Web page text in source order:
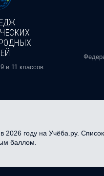
и 11 классов.
году на Учёба.ру. Список
баллом.